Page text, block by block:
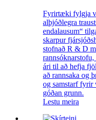
Fyrirtæki fylgja
alþjóðlegra
endalausum“
skarpur
stofnað R & D
ári til að hefja
að rannsaka og
og samstarf
góðan grunn.
Lestu meira